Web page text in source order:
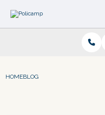
HOMEBLOG